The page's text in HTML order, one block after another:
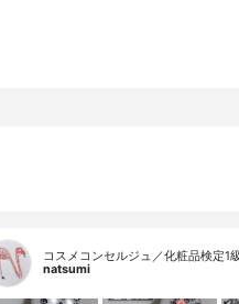
AC
コスメコンセルジュ／化粧品検定1
natsumi